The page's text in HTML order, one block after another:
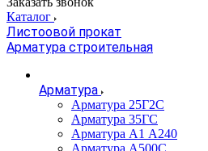
Каталог
Листоовой прокат
Арматура строительная
Арматура
Арматура 25Г2С
Арматура 35ГС
Арматура А1 А240
Арматура А500С